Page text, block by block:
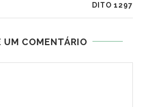
DITO 1297
UM COMENTÁRIO